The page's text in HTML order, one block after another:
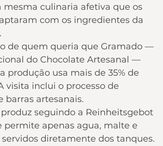
culinaria afetiva que os
com os ingredientes da
de quem queria que Gramado —
do Chocolate Artesanal —
produção usa mais de 35% de
visita inclui o processo de
barras artesanais.
seguindo a Reinheitsgebot
permite apenas agua, malte e
diretamente dos tanques.